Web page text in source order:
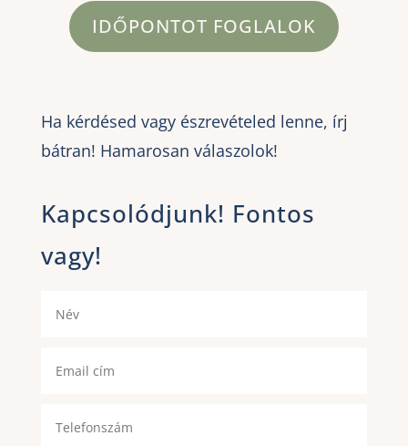
IDŐPONTOT FOGLALOK
Ha kérdésed vagy észrevételed lenne, írj
bátran! Hamarosan válaszolok!
Kapcsolódjunk! Fontos
vagy!